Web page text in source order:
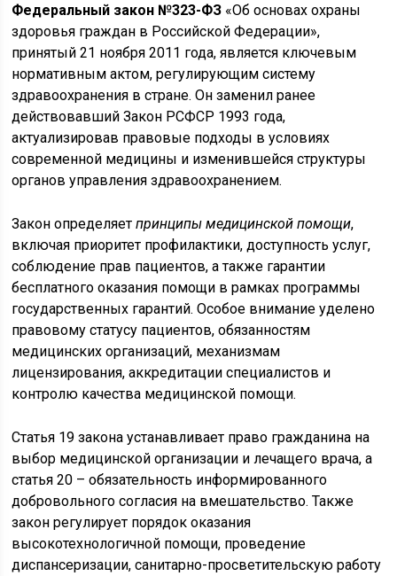
Федеральный закон №323-ФЗ «Об основах охраны
здоровья граждан в Российской Федерации»,
принятый 21 ноября 2011 года, является ключевым
нормативным актом, регулирующим систему
здравоохранения в стране. Он заменил ранее
действовавший Закон РСФСР 1993 года,
актуализировав правовые подходы в условиях
современной медицины и изменившейся структуры
органов управления здравоохранением.
Закон определяетпринципы медицинской помощи,
включая приоритет профилактики, доступность услуг,
соблюдение прав пациентов, а также гарантии
бесплатного оказания помощи в рамках программы
государственных гарантий. Особое внимание уделено
правовому статусу пациентов, обязанностям
медицинских организаций, механизмам
лицензирования, аккредитации специалистов и
контролю качества медицинской помощи.
Статья 19 закона устанавливает право гражданина на
выбор медицинской организации и лечащего врача, а
статья 20 – обязательность информированного
добровольного согласия на вмешательство. Также
закон регулирует порядок оказания
высокотехнологичной помощи, проведение
диспансеризации, санитарно-просветительскую работу